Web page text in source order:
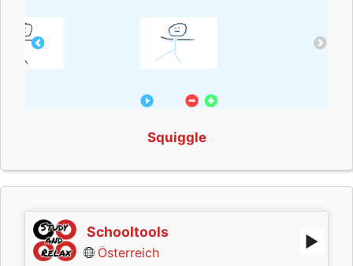
Squiggle
Schooltools
Österreich